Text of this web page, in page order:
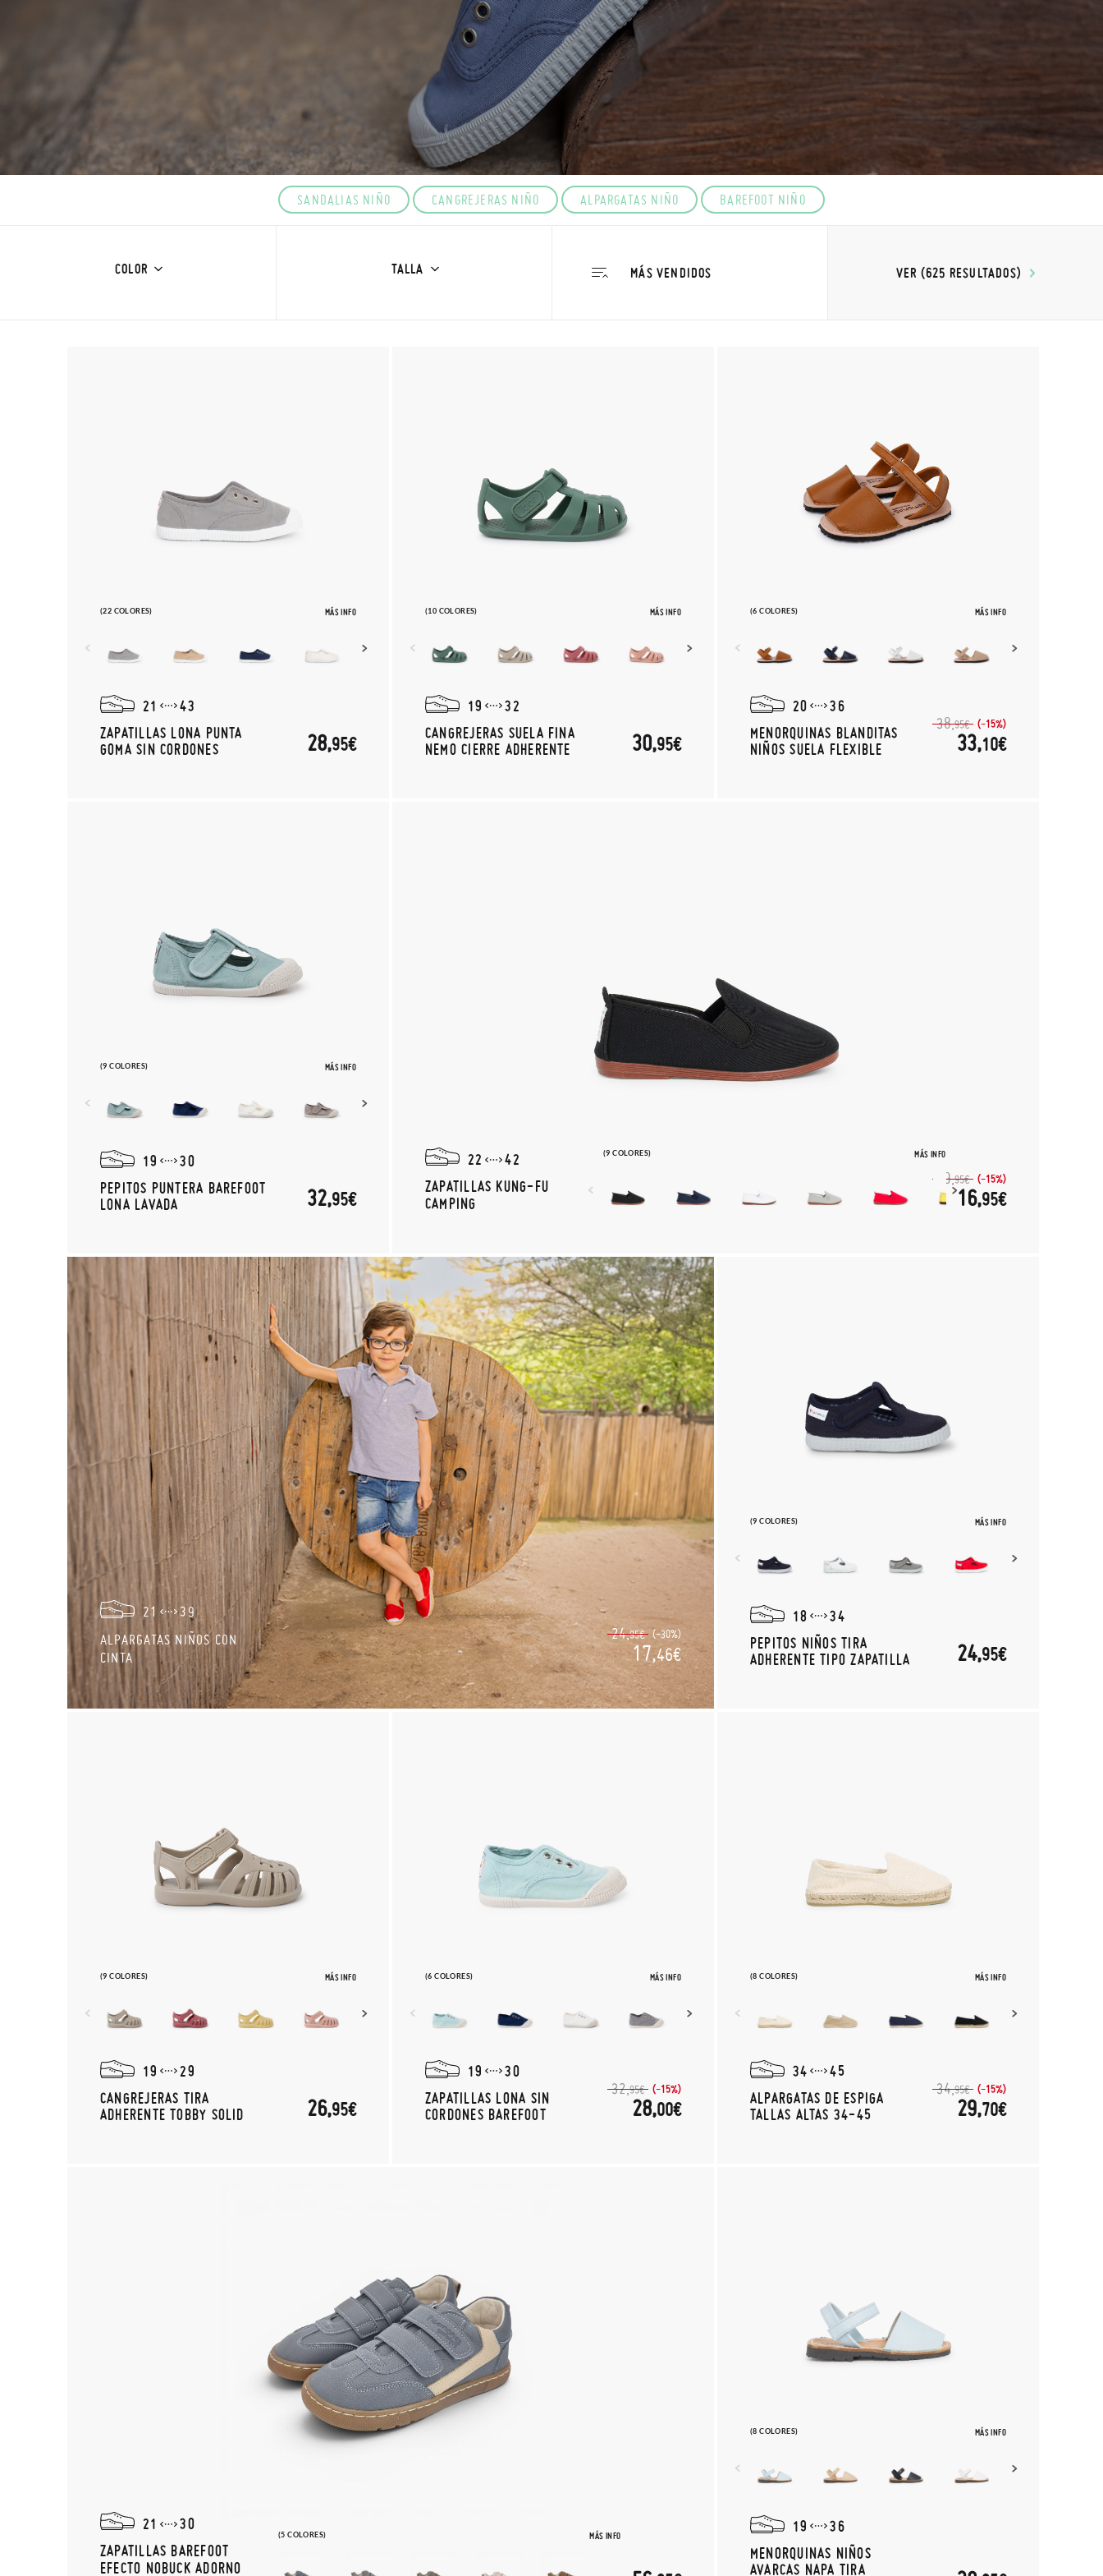
SANDALIAS NIÑO CANGREJERAS NIÑO ALPARGATAS NIÑO BAREFOOT NIÑO
COLOR TALLA VER (625 RESULTADOS)
(22 COLORES) MÁS INFO
21
43
ZAPATILLAS LONA PUNTA
GOMA SIN CORDONES
28,95€
(10 COLORES) MÁS INFO
19
32
CANGREJERAS SUELA FINA
NEMO CIERRE ADHERENTE
30,95€
(6 COLORES) MÁS INFO
20
36
MENORQUINAS BLANDITAS
NIÑOS SUELA FLEXIBLE
38,95€ (-15%)
33,10€
(9 COLORES) MÁS INFO
19
30
PEPITOS PUNTERA BAREFOOT
LONA LAVADA
32,95€
(9 COLORES) MÁS INFO
22
42
ZAPATILLAS KUNG-FU
CAMPING
19,95€ (-15%)
16,95€
21
39
ALPARGATAS NIÑOS CON
CINTA
24,95€ (-30%)
17,46€
(9 COLORES) MÁS INFO
18
34
PEPITOS NIÑOS TIRA
ADHERENTE TIPO ZAPATILLA
24,95€
(9 COLORES) MÁS INFO
19
29
CANGREJERAS TIRA
ADHERENTE TOBBY SOLID
26,95€
(6 COLORES) MÁS INFO
19
30
ZAPATILLAS LONA SIN
CORDONES BAREFOOT
32,95€ (-15%)
28,00€
(8 COLORES) MÁS INFO
34
45
ALPARGATAS DE ESPIGA
TALLAS ALTAS 34-45
34,95€ (-15%)
29,70€
(5 COLORES) MÁS INFO
21
30
ZAPATILLAS BAREFOOT
EFECTO NOBUCK ADORNO
(8 COLORES) MÁS INFO
19
36
MENORQUINAS NIÑOS
AVARCAS NAPA TIRA